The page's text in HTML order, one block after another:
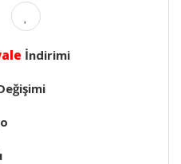
İndirimi